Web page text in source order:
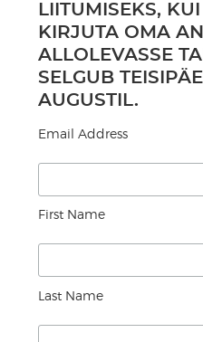
LIITUMISEKS,
KIRJUTA OMA
ALLOLEVASSE
SELGUB
AUGUSTIL.
Email Address
First Name
Last Name